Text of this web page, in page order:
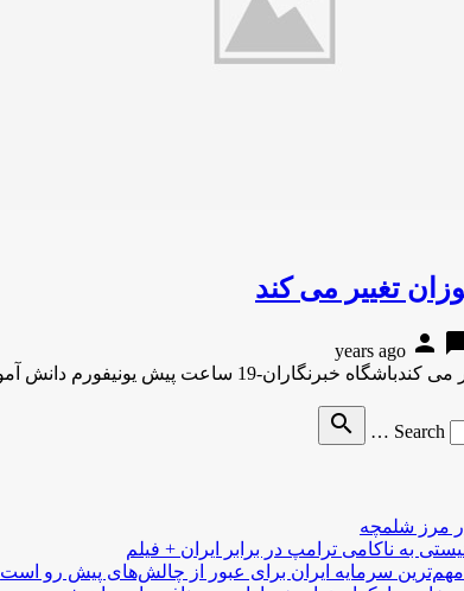
تغییر می کند
person
آموزان تغییر می کند باشگاه خبرنگاران-19 ساعت پیشیونیفورم دانش …
Search …
search
مرز شلمچه
به ناکامی ترامپ در برابر ایران + فیلم
سرمایه ایران برای عبور از چالش‌های پیش رو است